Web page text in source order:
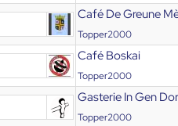
Café De Greune
Topper2000
Café Boskai
Topper2000
Gasterie In Gen
Topper2000